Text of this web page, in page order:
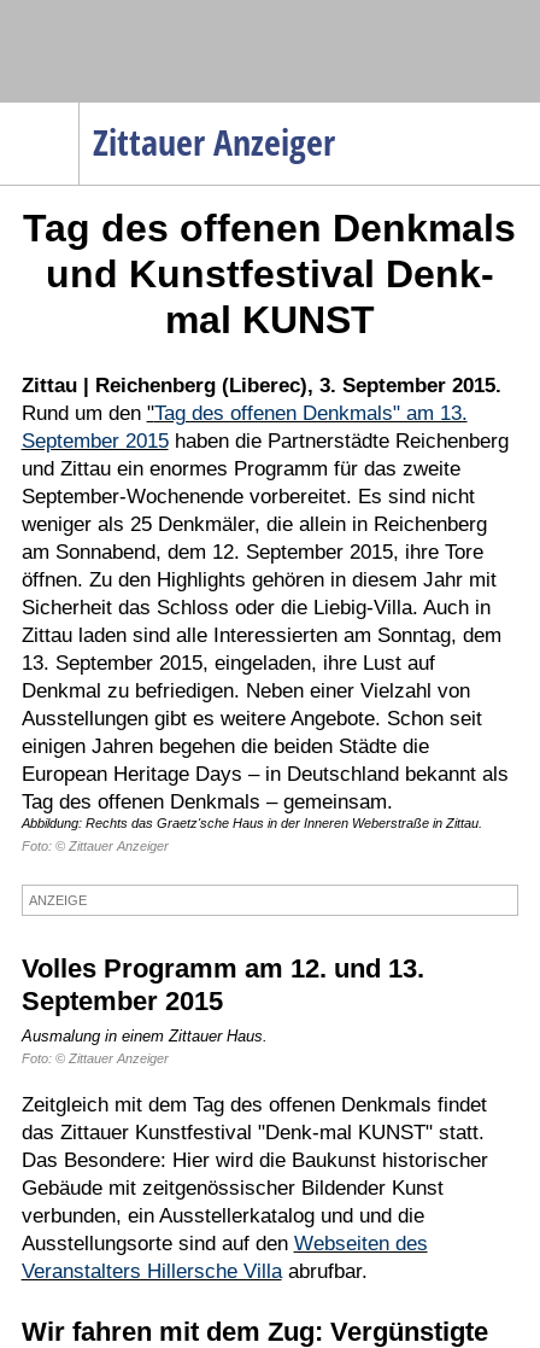
Zittauer Anzeiger
Menüpunkte
Politik
Gesellschaft
Verkehr
Gesundheit
Kultur
Sport
Termine
Kostenlos
Tag des offenen Denkmals
und Kunstfestival Denk-
mal KUNST
Zittau | Reichenberg (Liberec), 3. September 2015.
Rund um den "Tag des offenen Denkmals" am 13.
September 2015haben die Partnerstädte Reichenberg
und Zittau ein enormes Programm für das zweite
September-Wochenende vorbereitet. Es sind nicht
weniger als 25 Denkmäler, die allein in Reichenberg
am Sonnabend, dem 12. September 2015, ihre Tore
öffnen. Zu den Highlights gehören in diesem Jahr mit
Sicherheit das Schloss oder die Liebig-Villa. Auch in
Zittau laden sind alle Interessierten am Sonntag, dem
13. September 2015, eingeladen, ihre Lust auf
Denkmal zu befriedigen. Neben einer Vielzahl von
Ausstellungen gibt es weitere Angebote. Schon seit
einigen Jahren begehen die beiden Städte die
European Heritage Days – in Deutschland bekannt als
Tag des offenen Denkmals – gemeinsam.
Abbildung: Rechts das Graetz'sche Haus in der Inneren Weberstraße in Zittau.
Foto: © Zittauer Anzeiger
ANZEIGE
Volles Programm am 12. und 13.
September 2015
Ausmalung in einem Zittauer Haus.
Foto: © Zittauer Anzeiger
Zeitgleich mit dem Tag des offenen Denkmals findet
das Zittauer Kunstfestival "Denk-mal KUNST" statt.
Das Besondere: Hier wird die Baukunst historischer
Gebäude mit zeitgenössischer Bildender Kunst
verbunden, ein Ausstellerkatalog und und die
Ausstellungsorte sind auf den Webseiten des
Veranstalters Hillersche Villaabrufbar.
Wir fahren mit dem Zug: Vergünstigte